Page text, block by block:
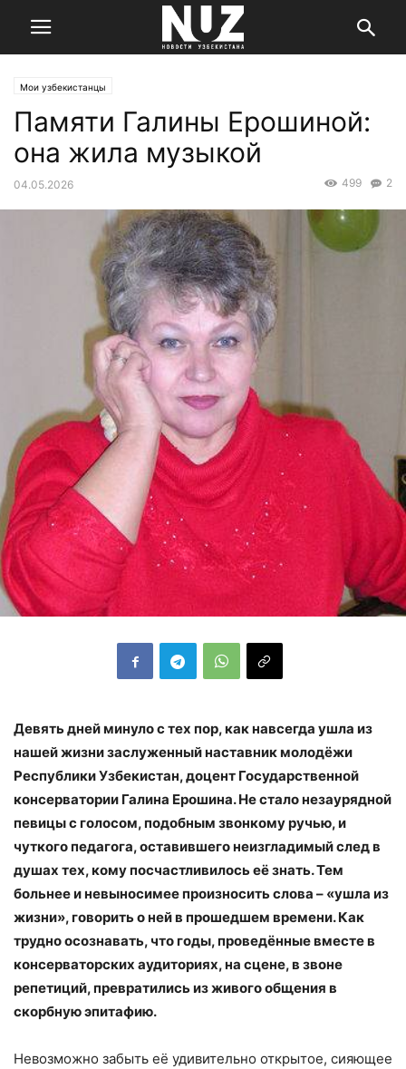
Мои узбекистанцы
Памяти Галины Ерошиной:
она жила музыкой
04.05.2026 2
499
Девять дней минуло с тех пор, как навсегда ушла из
нашей жизни заслуженный наставник молодёжи
Республики Узбекистан, доцент Государственной
консерватории Галина Ерошина. Не стало незаурядной
певицы с голосом, подобным звонкому ручью, и
чуткого педагога, оставившего неизгладимый след в
душах тех, кому посчастливилось её знать. Тем
больнее и невыносимее произносить слова – «ушла из
жизни», говорить о ней в прошедшем времени. Как
трудно осознавать, что годы, проведённые вместе в
консерваторских аудиториях, на сцене, в звоне
репетиций, превратились из живого общения в
скорбную эпитафию.
Невозможно забыть её удивительно открытое, сияющее